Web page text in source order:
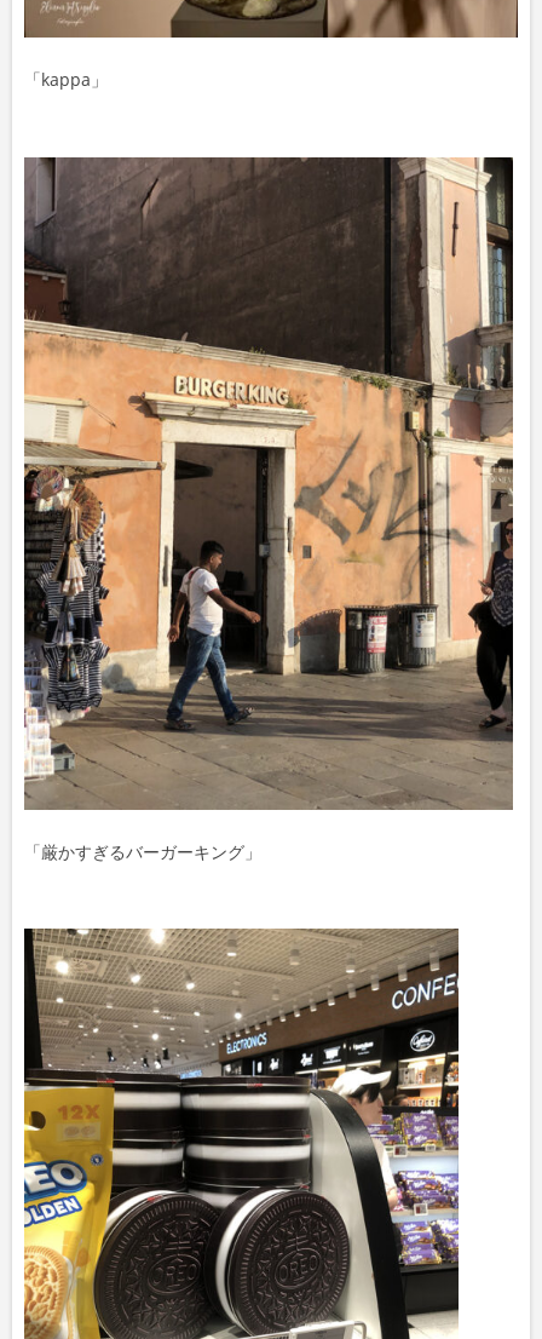
「kappa」
「厳かすぎるバーガーキング」